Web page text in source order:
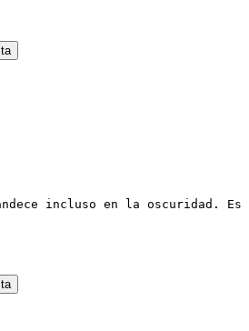
incluso en la oscuridad. Es